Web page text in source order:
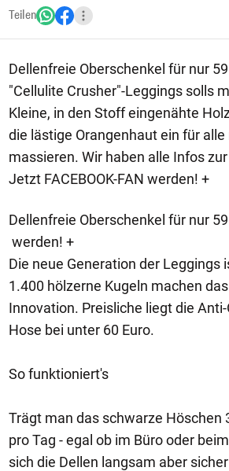
Teilen
Dellenfreie Oberschenkel für nur
"Cellulite Crusher"-Leggings solls
Kleine, in den Stoff eingenähte
die lästige Orangenhaut ein für
massieren. Wir haben alle Infos
Jetzt FACEBOOK-FAN werden! +
Dellenfreie Oberschenkel für nur
werden! +
Die neue Generation der Leggings
1.400 hölzerne Kugeln machen
Innovation. Preisliche liegt die
Hose bei unter 60 Euro.
So funktioniert's
Trägt man das schwarze Höschen
pro Tag - egal ob im Büro oder
sich die Dellen langsam aber